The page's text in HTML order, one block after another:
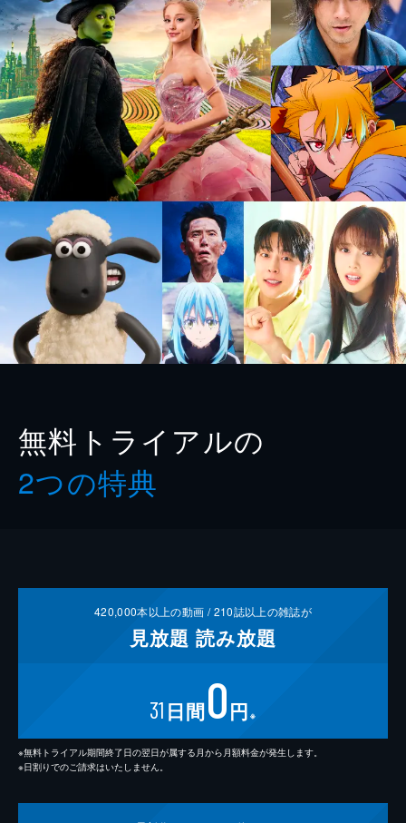
無料トライアルの
2つの特典
420,000本以上の動画 /210誌以上の雑誌が
見放題 読み放題
31 日間0円 ※
※無料トライアル期間終了日の翌日が属する月から月額料金が発生します。
※日割りでのご請求はいたしません。